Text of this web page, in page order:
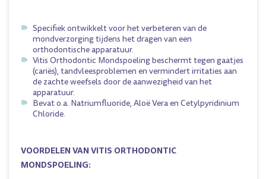
Specifiek ontwikkelt voor het verbeteren van de
mondverzorging tijdens het dragen van een
orthodontische apparatuur.
Vitis Orthodontic Mondspoeling beschermt tegen gaatjes
(cariës), tandvleesproblemen en vermindert irritaties aan
de zachte weefsels door de aanwezigheid van het
apparatuur.
Bevat o.a. Natriumfluoride, Aloë Vera en Cetylpyridinium
Chloride.
VOORDELEN VAN VITIS ORTHODONTIC
MONDSPOELING: